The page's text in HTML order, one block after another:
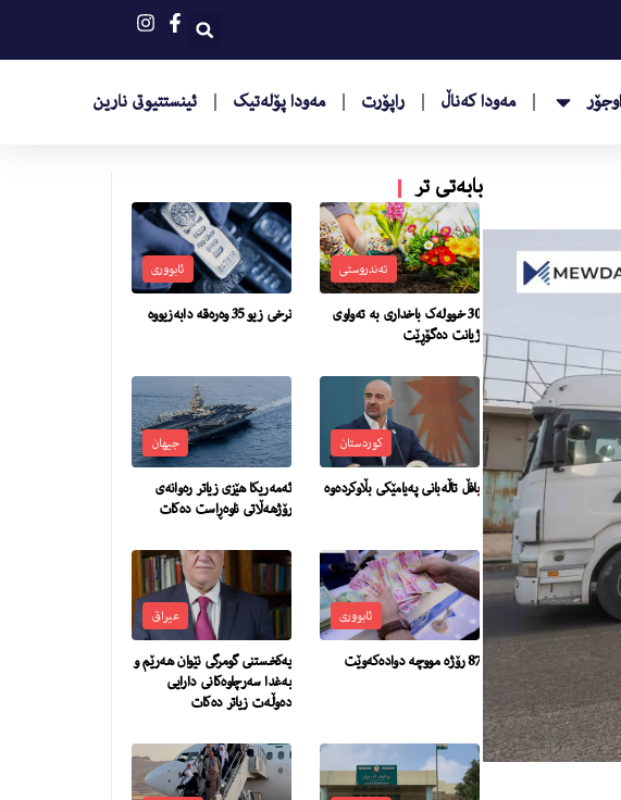
مەودا کەناڵ راپۆرت مەودا پۆلەتیک ئینستتیوتى نارین
بابەتی تر
تەندروستی
30 خوولەک باخداری بە تەواوی
ژیانت دەگۆڕێت
ئابووری
نرخى زیو 35 وه‌ره‌قه‌ دابه‌زیووه‌
کوردستان
بافڵ تاڵەبانی پەیامێكی بڵاوكردەوە
جیهان
ئەمەریکا هێزی زیاتر رەوانەی
رۆژهەڵاتی ناوەڕاست دەکات
ئابووری
87 رۆژە مووچە دواده‌كه‌وێت
عیراق
یەكخستنی گومرگی نێوان هەرێم و
بەغدا سەرچاوەكانی دارایی
دەوڵەت زیاتر دەكات